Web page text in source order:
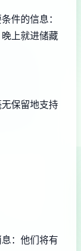
件的信息：
上就进储藏
保留地支持
：他们将有